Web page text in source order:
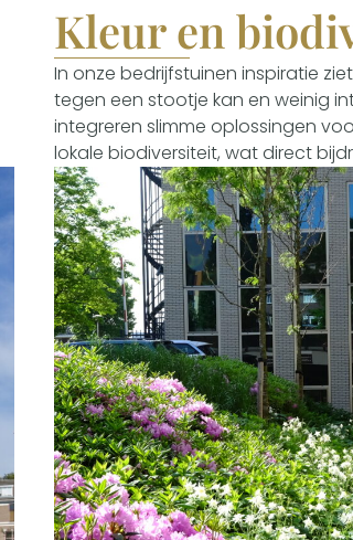
Kleur en
In onze bedrijfstuinen inspiratie
tegen een stootje kan en weinig
integreren slimme oplossingen
lokale biodiversiteit, wat direct